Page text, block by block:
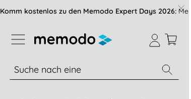
der B2B-Plattform springen
Komm kostenlos zu den Memodo Expert Days 2026:
% Sale Module Wechselrichter